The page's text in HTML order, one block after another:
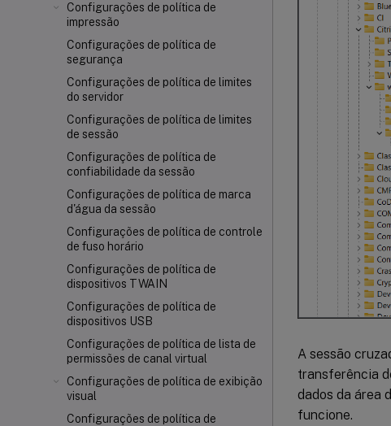
Configurações de política de
impressão
Configurações de política de
segurança
Configurações de política de limites
do servidor
Configurações de política de limites
de sessão
Configurações de política de
confiabilidade da sessão
Configurações de política de marca
d'água da sessão
Configurações de política de controle
de fuso horário
Configurações de política de
dispositivos TWAIN
Configurações de política de
dispositivos USB
Configurações de política de lista de
permissões de canal virtual
Configurações de política de exibição
visual
Configurações de política de
A sessão
transferência
dados da área
funcione.